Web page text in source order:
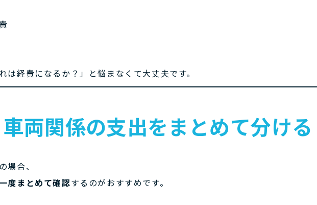
は経費になるか？」と悩まなくて大丈夫です。
両関係の支出をまとめて分ける
場合、
度まとめて確認するのがおすすめです。